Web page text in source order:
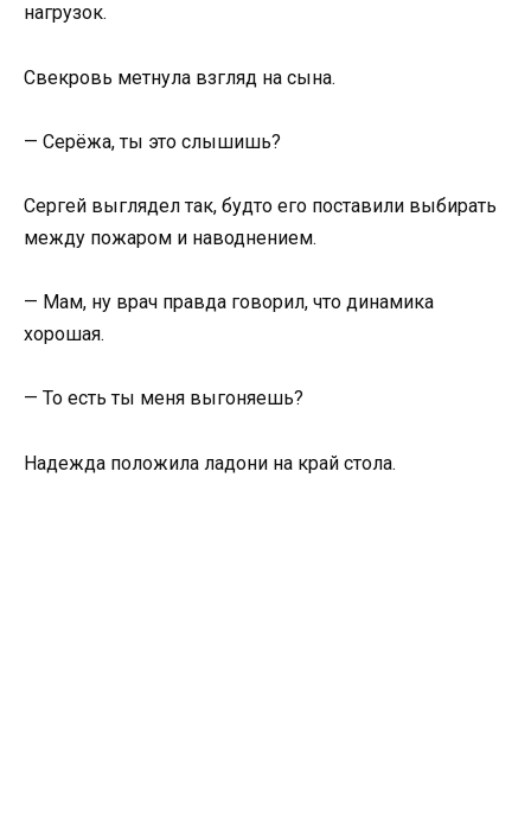
нагрузок.
Свекровь метнула взгляд на сына.
— Серёжа, ты это слышишь?
Сергей выглядел так, будто его поставили выбирать
между пожаром и наводнением.
— Мам, ну врач правда говорил, что динамика
хорошая.
— То есть ты меня выгоняешь?
Надежда положила ладони на край стола.